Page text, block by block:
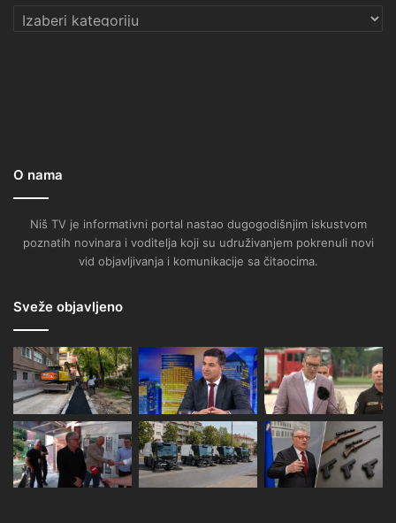
Kategorije
O nama
Niš TV je informativni portal nastao dugogodišnjim iskustvom
poznatih novinara i voditelja koji su udruživanjem pokrenuli novi
vid objavljivanja i komunikacije sa čitaocima.
Sveže objavljeno